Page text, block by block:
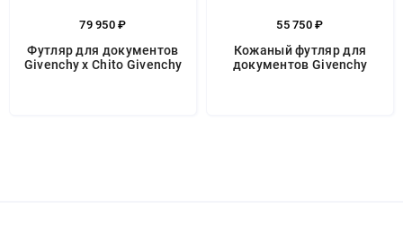
79 950 ₽
Футляр для документов
Givenchy x Chito Givenchy
55 750 ₽
Кожаный футляр для
документов Givenchy